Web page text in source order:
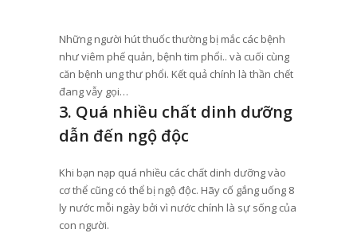
Những người hút thuốc thường bị mắc các bệnh
như viêm phế quản, bệnh tim phổi.. và cuối cùng
căn bệnh ung thư phổi. Kết quả chính là thần chết
đang vẫy gọi…
3. Quá nhiều chất dinh dưỡng
dẫn đến ngộ độc
Khi bạn nạp quá nhiều các chất dinh dưỡng vào
cơ thể cũng có thể bị ngộ độc. Hãy cố gắng uống 8
ly nước mỗi ngày bởi vì nước chính là sự sống của
con người.